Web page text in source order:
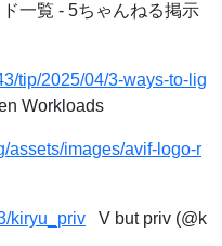
一覧 - 5ちゃんねる掲示
tip/2025/04/3-ways-to-lig
Workloads
assets/images/avif-logo-r
kiryu_priv V but priv (@k